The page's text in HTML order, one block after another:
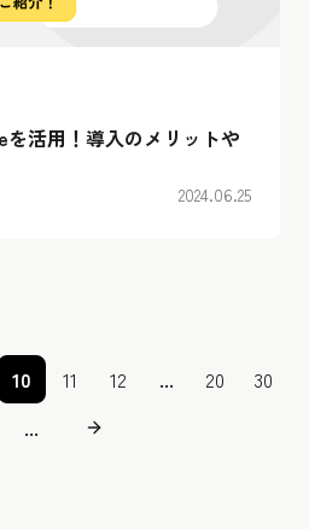
活用！導入のメリットや
2024.06.25
10 11 12 ... 20
30
...